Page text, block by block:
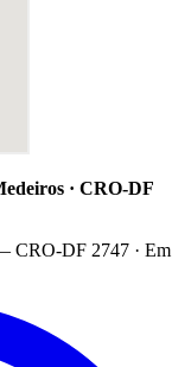
· CRO-DF
CRO-DF 2747 · Em